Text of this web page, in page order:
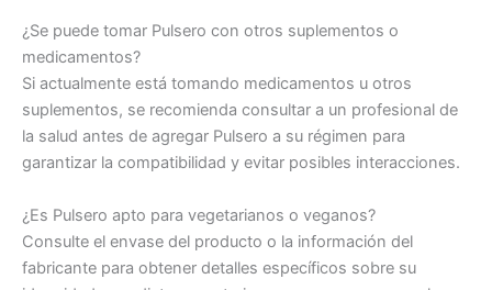
¿Se puede tomar Pulsero con otros suplementos o
medicamentos?
Si actualmente está tomando medicamentos u otros
suplementos, se recomienda consultar a un profesional de
la salud antes de agregar Pulsero a su régimen para
garantizar la compatibilidad y evitar posibles interacciones.
¿Es Pulsero apto para vegetarianos o veganos?
Consulte el envase del producto o la información del
fabricante para obtener detalles específicos sobre su